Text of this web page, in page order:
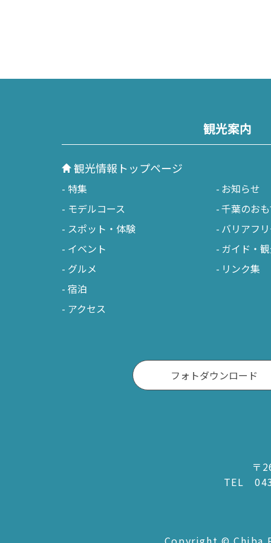
観光案内
観光情報トップページ
特集
モデルコース
スポット・体験
イベント
グルメ
宿泊
アクセス
お知らせ
千葉のお
バリアフ
ガイド・
リンク集
フォトダウンロード
〒
TEL